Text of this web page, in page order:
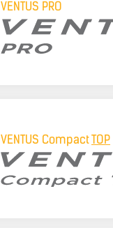
VENTUS PRO
VENTUS CompactTOP